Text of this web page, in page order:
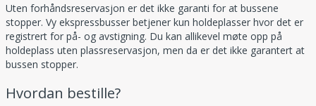
Uten forhåndsreservasjon er det ikke garanti for at bussene
stopper. Vy ekspressbusser betjener kun holdeplasser hvor det er
registrert for på- og avstigning. Du kan allikevel møte opp på
holdeplass uten plassreservasjon, men da er det ikke garantert at
bussen stopper.
Hvordan bestille?